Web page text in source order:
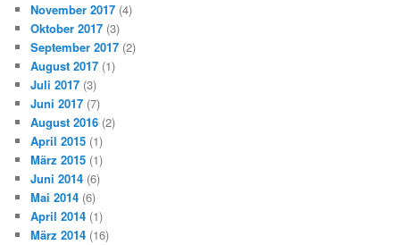
November 2017 (4)
Oktober 2017 (3)
September 2017 (2)
August 2017 (1)
Juli 2017 (3)
Juni 2017 (7)
August 2016 (2)
April 2015 (1)
März 2015 (1)
Juni 2014 (6)
Mai 2014 (6)
April 2014 (1)
März 2014 (16)